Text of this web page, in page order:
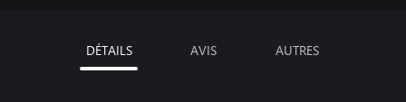
DÉTAILS AVIS AUTRES